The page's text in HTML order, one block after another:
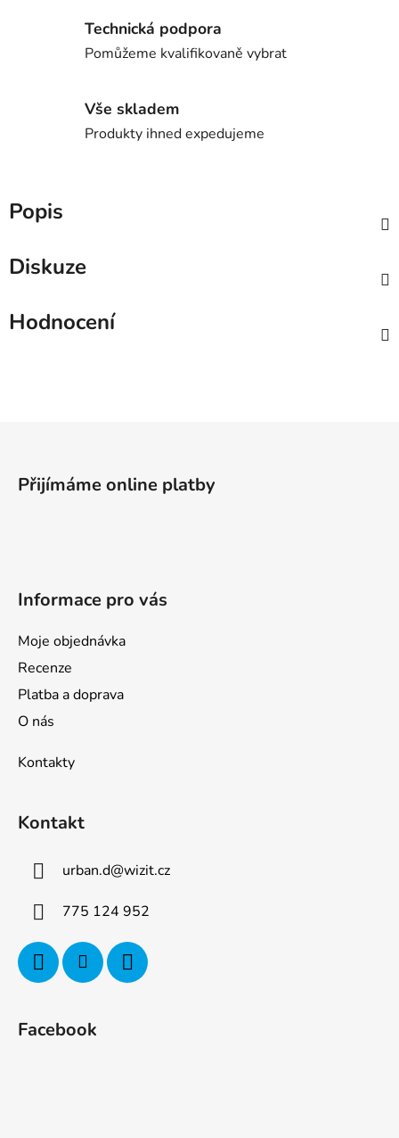
Technická podpora
Pomůžeme kvalifikovaně vybrat
Vše skladem
Produkty ihned expedujeme
Popis
Diskuze
Hodnocení
Přijímáme online platby
Informace pro vás
Moje objednávka
Recenze
Platba a doprava
O nás
Kontakty
Kontakt
urban.d@wizit.cz
775 124 952
Facebook